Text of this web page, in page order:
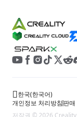
개인정보 처리방침판매
한국(한국어)